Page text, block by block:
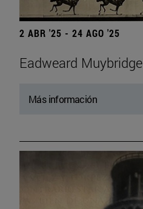
2 ABR '25 - 24 AGO '25
Eadweard Muybridge
Más información